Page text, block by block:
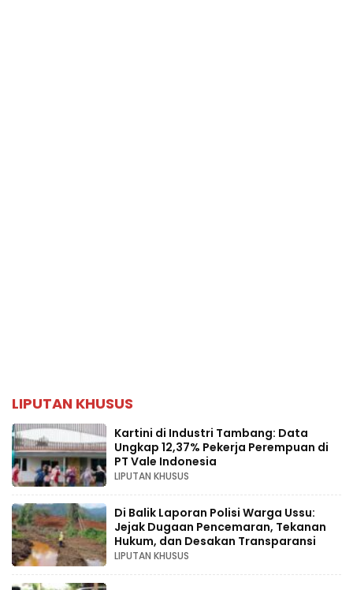
LIPUTAN KHUSUS
Kartini di Industri Tambang: Data
Ungkap 12,37% Pekerja Perempuan di
PT Vale Indonesia
LIPUTAN KHUSUS
Di Balik Laporan Polisi Warga Ussu:
Jejak Dugaan Pencemaran, Tekanan
Hukum, dan Desakan Transparansi
LIPUTAN KHUSUS